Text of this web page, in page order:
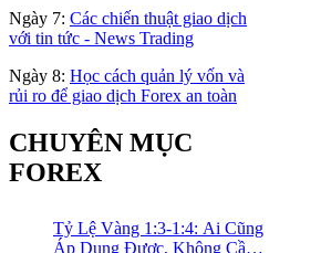
Ngày 7: Các chiến thuật giao dịch
với tin tức - News Trading
Ngày 8: Học cách quản lý vốn và
rủi ro để giao dịch Forex an toàn
CHUYÊN MỤC
FOREX
Tỷ Lệ Vàng 1:3-1:4: Ai Cũng
Áp Dụng Được, Không Cần